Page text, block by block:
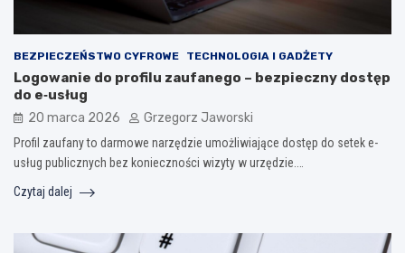
BEZPIECZEŃSTWO CYFROWE TECHNOLOGIA I GADŻETY
Logowanie do profilu zaufanego – bezpieczny dostęp
do e‑usług
20 marca 2026 Grzegorz Jaworski
Profil zaufany to darmowe narzędzie umożliwiające dostęp do setek e-
usług publicznych bez konieczności wizyty w urzędzie.…
Czytaj dalej